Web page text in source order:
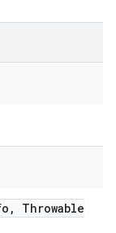
,
Throwable